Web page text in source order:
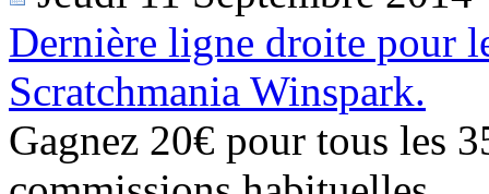
Dernière ligne droite pour
Scratchmania Winspark.
Gagnez 20€ pour tous les